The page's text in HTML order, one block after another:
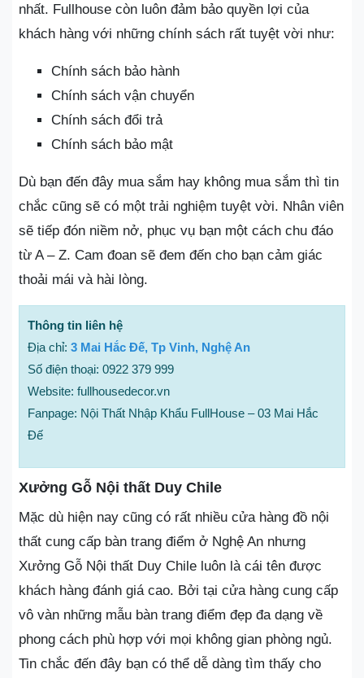
nhất. Fullhouse còn luôn đảm bảo quyền lợi của
khách hàng với những chính sách rất tuyệt vời như:
Chính sách bảo hành
Chính sách vận chuyển
Chính sách đổi trả
Chính sách bảo mật
Dù bạn đến đây mua sắm hay không mua sắm thì tin
chắc cũng sẽ có một trải nghiệm tuyệt vời. Nhân viên
sẽ tiếp đón niềm nở, phục vụ bạn một cách chu đáo
từ A – Z. Cam đoan sẽ đem đến cho bạn cảm giác
thoải mái và hài lòng.
Thông tin liên hệ
Địa chỉ: 3 Mai Hắc Đế, Tp Vinh, Nghệ An
Số điện thoại: 0922 379 999
Website: fullhousedecor.vn
Fanpage: Nội Thất Nhập Khẩu FullHouse – 03 Mai Hắc
Đế
Xưởng Gỗ Nội thất Duy Chile
Mặc dù hiện nay cũng có rất nhiều cửa hàng đồ nội
thất cung cấp bàn trang điểm ở Nghệ An nhưng
Xưởng Gỗ Nội thất Duy Chile luôn là cái tên được
khách hàng đánh giá cao. Bởi tại cửa hàng cung cấp
vô vàn những mẫu bàn trang điểm đẹp đa dạng về
phong cách phù hợp với mọi không gian phòng ngủ.
Tin chắc đến đây bạn có thể dễ dàng tìm thấy cho